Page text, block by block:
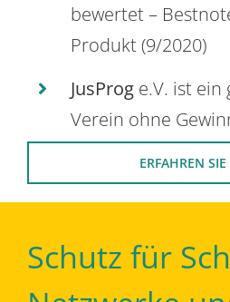
bewertet –
Produkt (9/2020)
JusProg e.V. ist
Verein ohne
ERFAHREN
Schutz für